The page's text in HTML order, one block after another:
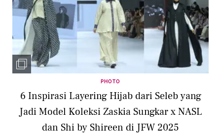
PHOTO
6 Inspirasi Layering Hijab dari Seleb yang
Jadi Model Koleksi Zaskia Sungkar x NASL
dan Shi by Shireen di JFW 2025